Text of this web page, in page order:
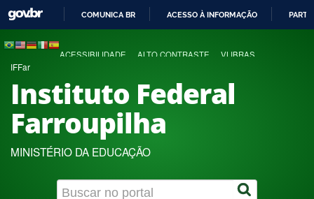
COMUNICA BR ACESSO À INFORMAÇÃO
ACESSIBILIDADE ALTO CONTRASTE VLIBRAS
IFFar
Instituto Federal
Farroupilha
MINISTÉRIO DA EDUCAÇÃO